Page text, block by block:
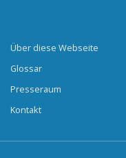
Über diese Webseite
Glossar
Presseraum
Kontakt